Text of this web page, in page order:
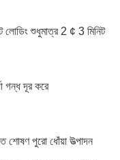
লোডিং শুধুমাত্র 2 ¢ 3 মিনিট
গন্ধ দূর করে
শোষণ পুরো ধোঁয়া উত্পাদন